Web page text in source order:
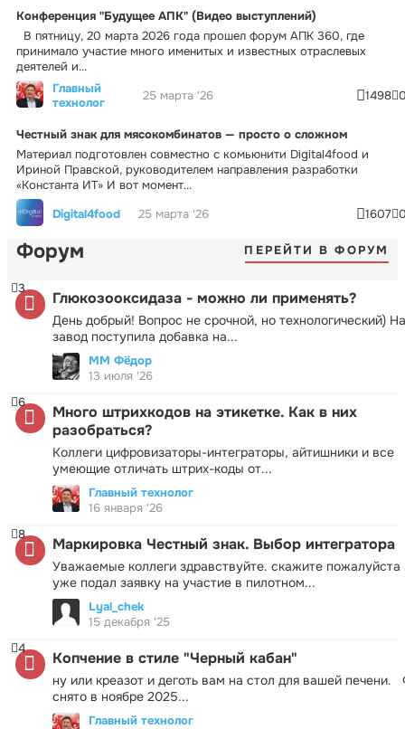
Конференция "Будущее АПК" (Видео выступлений)
В пятницу, 20 марта 2026 года прошел форум АПК 360, где
принимало участие много именитых и известных отраслевых
деятелей и...
Главный
технолог
25 марта '26 1498
Честный знак для мясокомбинатов — просто о сложном
Материал подготовлен совместно с комьюнити Digital4food и
Ириной Правской, руководителем направления разработки
«Константа ИТ» И вот момент...
Digital4food
25 марта '26 1607
Форум ПЕРЕЙТИ В ФОРУМ
Глюкозооксидаза - можно ли применять?
День добрый! Вопрос не срочной, но технологический) На
завод поступила добавка на...
3
ММ Фёдор
13 июля '26
Много штрихкодов на этикетке. Как в них
разобраться?
Коллеги цифровизаторы-интеграторы, айтишники и все
умеющие отличать штрих-коды от...
6
Главный технолог
16 января '26
Маркировка Честный знак. Выбор интегратора
Уважаемые коллеги здравствуйте. скажите пожалуйста
уже подал заявку на участие в пилотном...
8
Lyal_chek
15 декабря '25
Копчение в стиле "Черный кабан"
ну или креазот и деготь вам на стол для вашей печени.
снято в ноябре 2025...
4
Главный технолог